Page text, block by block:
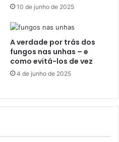
10 de junho de 2025
A verdade por trás dos
fungos nas unhas – e
como evitá-los de vez
4 de junho de 2025